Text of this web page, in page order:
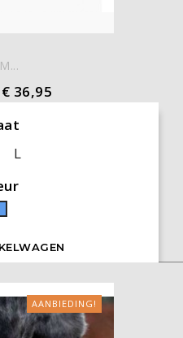
€ 36,95
L
Blauw
AANBIEDING!